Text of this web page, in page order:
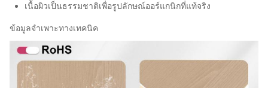
เนื้อผิวเป็นธรรมชาติเพื่อรูปลักษณ์ออร์แกนิกที่แท้จริง
ข้อมูลจำเพาะทางเทคนิค